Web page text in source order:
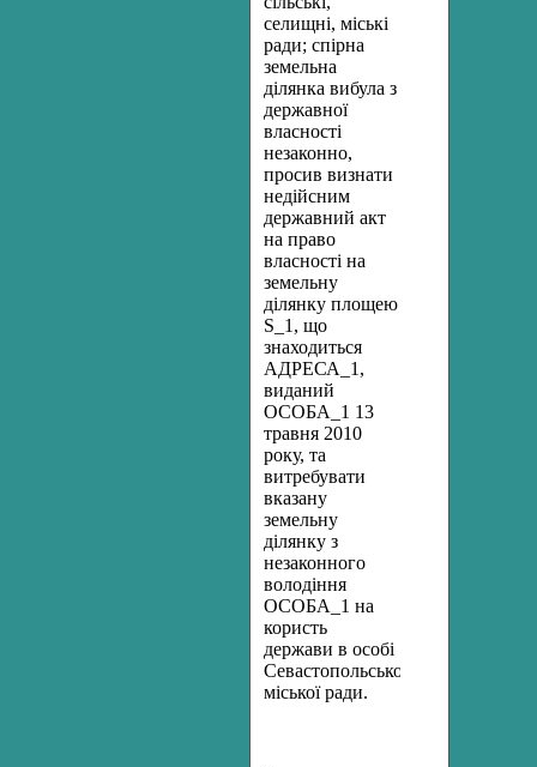
селищні, міські
ради; спірна
земельна
ділянка вибула з
державної
власності
незаконно,
просив визнати
недійсним
державний акт
на право
власності на
земельну
ділянку площею
S_1, що
знаходиться
АДРЕСА_1,
виданий
ОСОБА_1 13
травня 2010
року, та
витребувати
вказану
земельну
ділянку з
незаконного
володіння
ОСОБА_1 на
користь
держави в особі
Севастопольської
міської ради.